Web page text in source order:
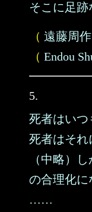
そこに足跡
（ 遠藤周作
（ Endou
5.
死者はいつ
死者はそれ
（中略）
の合理化に
……